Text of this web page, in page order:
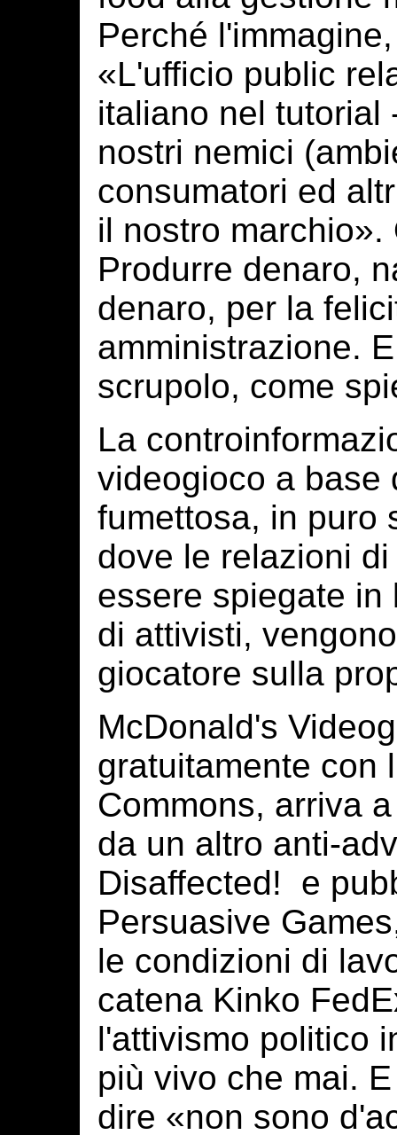
Perché
«L'ufficio public
italiano nel tutorial
nostri nemici
consumatori ed
il nostro
Produrre denaro,
denaro, per la
amministrazione.
scrupolo, come
La
videogioco a base
fumettosa, in puro
dove le relazioni
essere spiegate
di attivisti,
giocatore sulla
McDonald's
gratuitamente con
Commons, arriva
da un altro anti-
Disaffected! e
Persuasive
le condizioni di
catena Kinko
l'attivismo politico
più vivo che mai.
dire «non sono